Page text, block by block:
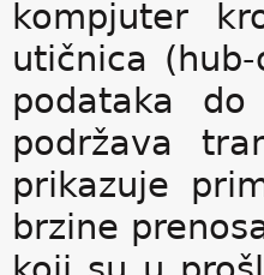
kompjuter
utičnica
podataka
podržava
prikazuje
brzine